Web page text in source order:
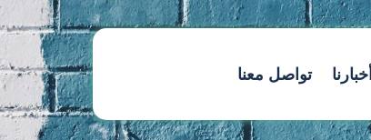
أخبارنا تواصل معنا